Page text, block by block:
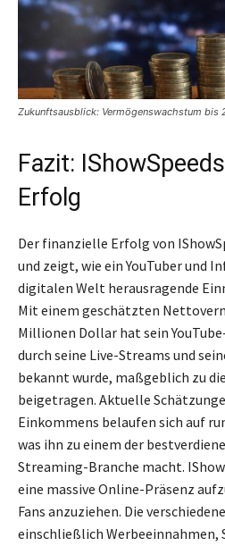
Zukunftsausblick: Vermögenswachstum bis
Fazit:
Erfolg
Der finanzielle Erfolg von
und zeigt, wie ein YouTuber und
digitalen Welt herausragende
Mit einem geschätzten
Millionen Dollar hat sein
durch seine Live-Streams und
bekannt wurde, maßgeblich zu
beigetragen. Aktuelle
Einkommens belaufen sich auf
was ihn zu einem der
Streaming-Branche macht.
eine massive Online-Präsenz
Fans anzuziehen. Die
einschließlich Werbeeinnahmen,